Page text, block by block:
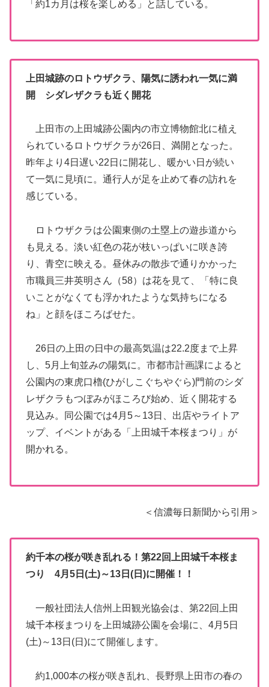
「約1カ月は桜を楽しめる」と話している。
上田城跡のロトウザクラ、陽気に誘われ一気に満
開 シダレザクラも近く開花
上田市の上田城跡公園内の市立博物館北に植え
られているロトウザクラが26日、満開となった。
昨年より4日遅い22日に開花し、暖かい日が続い
て一気に見頃に。通行人が足を止めて春の訪れを
感じている。
ロトウザクラは公園東側の土塁上の遊歩道から
も見える。淡い紅色の花が枝いっぱいに咲き誇
り、青空に映える。昼休みの散歩で通りかかった
市職員三井英明さん（58）は花を見て、「特に良
いことがなくても浮かれたような気持ちになる
ね」と顔をほころばせた。
26日の上田の日中の最高気温は22.2度まで上昇
し、5月上旬並みの陽気に。市都市計画課によると
公園内の東虎口櫓(ひがしこぐちやぐら)門前のシダ
レザクラもつぼみがほころび始め、近く開花する
見込み。同公園では4月5～13日、出店やライトア
ップ、イベントがある「上田城千本桜まつり」が
開かれる。
＜信濃毎日新聞から引用＞
約千本の桜が咲き乱れる！第22回上田城千本桜ま
つり 4月5日(土)～13日(日)に開催！！
一般社団法人信州上田観光協会は、第22回上田
城千本桜まつりを上田城跡公園を会場に、4月5日
(土)～13日(日)にて開催します。
約1,000本の桜が咲き乱れ、長野県上田市の春の